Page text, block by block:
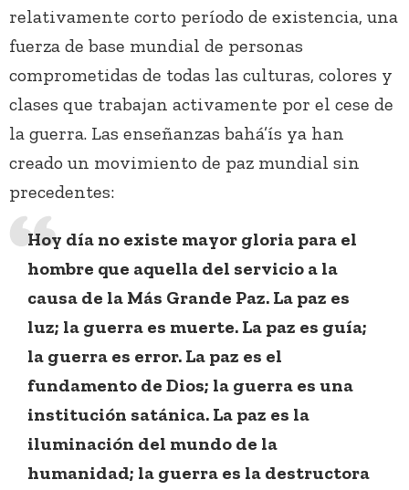
relativamente corto período de existencia, una
fuerza de base mundial de personas
comprometidas de todas las culturas, colores y
clases que trabajan activamente por el cese de
la guerra. Las enseñanzas bahá’ís ya han
creado un movimiento de paz mundial sin
precedentes:
Hoy día no existe mayor gloria para el
hombre que aquella del servicio a la
causa de la Más Grande Paz. La paz es
luz; la guerra es muerte. La paz es guía;
la guerra es error. La paz es el
fundamento de Dios; la guerra es una
institución satánica. La paz es la
iluminación del mundo de la
humanidad; la guerra es la destructora